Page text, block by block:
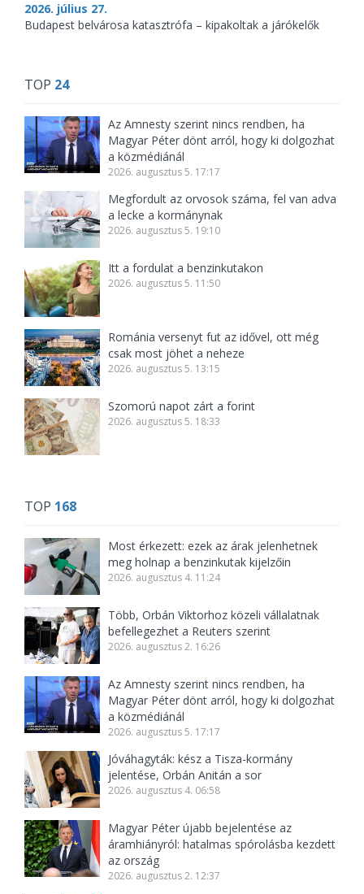
2026. július 27.
Budapest belvárosa katasztrófa – kipakoltak a járókelők
TOP 24
Az Amnesty szerint nincs rendben, ha
Magyar Péter dönt arról, hogy ki dolgozhat
a közmédiánál
2026. augusztus 5. 17:17
Megfordult az orvosok száma, fel van adva
a lecke a kormánynak
2026. augusztus 5. 19:10
Itt a fordulat a benzinkutakon
2026. augusztus 5. 11:50
Románia versenyt fut az idővel, ott még
csak most jöhet a neheze
2026. augusztus 5. 13:15
Szomorú napot zárt a forint
2026. augusztus 5. 18:33
TOP 168
Most érkezett: ezek az árak jelenhetnek
meg holnap a benzinkutak kijelzőin
2026. augusztus 4. 11:24
Több, Orbán Viktorhoz közeli vállalatnak
befellegezhet a Reuters szerint
2026. augusztus 2. 16:26
Az Amnesty szerint nincs rendben, ha
Magyar Péter dönt arról, hogy ki dolgozhat
a közmédiánál
2026. augusztus 5. 17:17
Jóváhagyták: kész a Tisza-kormány
jelentése, Orbán Anitán a sor
2026. augusztus 4. 06:58
Magyar Péter újabb bejelentése az
áramhiányról: hatalmas spórolásba kezdett
az ország
2026. augusztus 2. 12:37